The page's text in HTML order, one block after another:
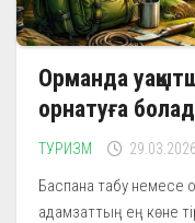
Орманда
орнатуға
ТУРИЗМ 29.03.2026
Баспана табу немесе
адамзаттың ең көне